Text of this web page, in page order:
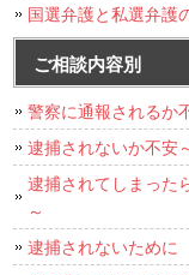
国選弁護と私選弁護
ご相談内容別
警察に通報されるか
逮捕されないか不安
逮捕されてしまった
～
逮捕されないために